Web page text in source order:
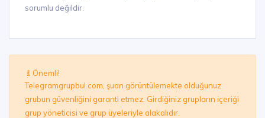
sorumlu değildir.
Önemli!
Telegramgrupbul.com, şuan görüntülemekte olduğunuz
grubun güvenliğini garanti etmez. Girdiğiniz grupların içeriği
grup yöneticisi ve grup üyeleriyle alakalıdır.